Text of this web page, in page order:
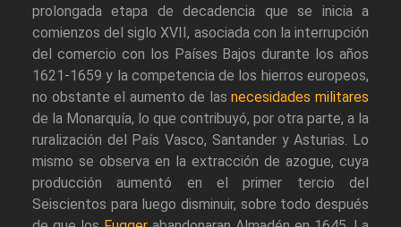
prolongada etapa de decadencia que se inicia a
comienzos del siglo XVII, asociada con la interrupción
del comercio con los Países Bajos durante los años
1621-1659 y la competencia de los hierros europeos,
no obstante el aumento de lasnecesidades militares
de la Monarquía, lo que contribuyó, por otra parte, a la
ruralización del País Vasco, Santander y Asturias. Lo
mismo se observa en la extracción de azogue, cuya
producción aumentó en el primer tercio del
Seiscientos para luego disminuir, sobre todo después